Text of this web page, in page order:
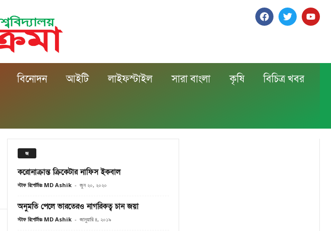
বিনোদন আইটি লাইফস্টাইল সারা বাংলা কৃষি বিচিত্র খবর
জ
করোনাক্রান্ত ক্রিকেটার নাফিস ইকবাল
স্টাফ রিপোর্টারঃ MD Ashik - জুন ২০, ২০২০
অনুমতি পেলে ভারতেরও নাগরিকত্ব চান জয়া
স্টাফ রিপোর্টারঃ MD Ashik - জানুয়ারি ৪, ২০১৯